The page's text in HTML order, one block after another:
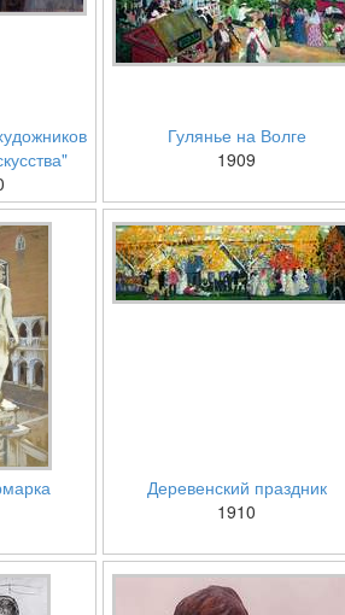
Гулянье на Волге
1909
Деревенский праздник
1910